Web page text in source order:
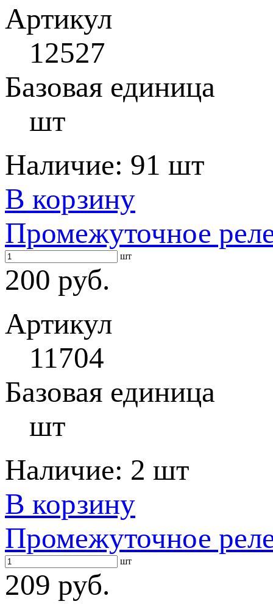
Артикул
12527
Базовая единица
шт
Наличие: 91 шт
В корзину
Промежуточное
шт
200 руб.
Артикул
11704
Базовая единица
шт
Наличие: 2 шт
В корзину
Промежуточное
шт
209 руб.